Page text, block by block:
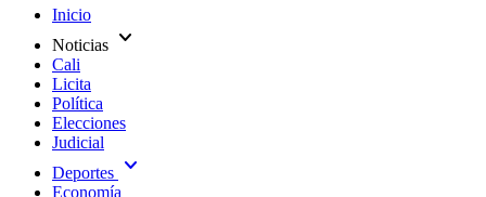
Inicio
Noticias expand_more
Cali
Licita
Política
Elecciones
Judicial
Deportes expand_more
Economía